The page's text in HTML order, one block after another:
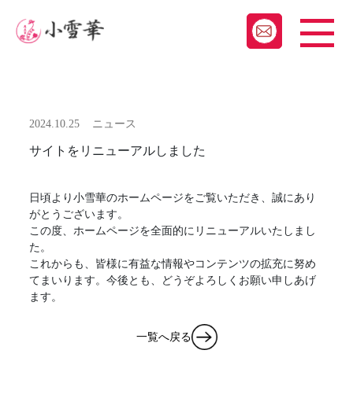
2024.10.25 ニュース
サイトをリニューアルしました
日頃より小雪華のホームページをご覧いただき、誠にあり
がとうございます。
この度、ホームページを全面的にリニューアルいたしまし
た。
これからも、皆様に有益な情報やコンテンツの拡充に努め
てまいります。今後とも、どうぞよろしくお願い申しあげ
ます。
一覧へ戻る